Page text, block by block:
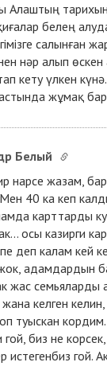
Алаштың
белең
салынған
нәр алып
кету үлкен
жұмақ
Белый
нарсе жазам,
40 ка кеп
карттарды
осы казирги
деп калам кей
адамдардын
жас
келген
туыскан
гой, биз не
истегенбиз гой.